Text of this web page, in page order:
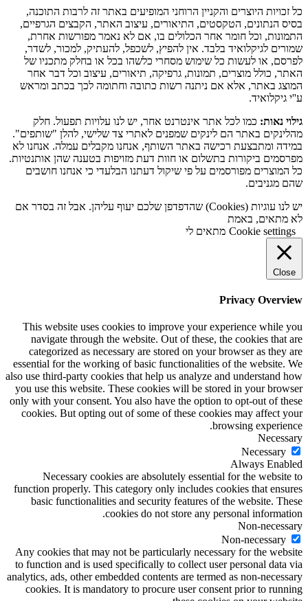
כל זכויות היוצרים והקניין הרוחני המופיעים באתר זה לרבות התוכנה,
בסיס הנתונים, הטקסטים, התיאורים, עיצוב האתר, הקבצים הגרפיים,
התמונות, וכל חומר אחר הכלולים בו, אם לא נאמר מפורשות אחרת,
שמורים לגיקלואיד בלבד. אין להפיץ, לשכפל, להעתיק, למכור, לשדר,
לפרסם, או לעשות כל שימוש מסחרי כלשהו בכל או בחלק מתכניו של
האתר, כולל מוצרים, תמונות, גרפיקה, תיאורים, עיצוב וכל דבר אחר
המוצג באתר, אלא אם ניתנה רשות כתובה וחתומה לכך בכתב ומראש
ע''י גיקלואיד.
גילוי נאות: כמו לכל אתר אינטרנט אחר, יש לנו עלויות תפעול. חלק
מהלינקים באתר הם לינקים שמפנים לאתרי צד שלישי, להלן "שותפים".
במידה ומתבצעת רכישה באתר השותף, אנחנו מקבלים עמלה. אנחנו לא
מפרסמים ביקורות בתשלום או חוות דעת מזויפות בטענה שהן אותנטיות.
כל המוצרים מפורסמים על פי שיקול דעתנו הבלעדי כי אנחנו חושבים
שהם מגניבים.
יש לנו עוגיות (Cookies) שהדפדפן שלכם יעוף עליהן. אבל זה בסדר אם
לא מתאים, באמת
Cookie settings מתאים לי
Close
Privacy Overview
This website uses cookies to improve your experience while you
navigate through the website. Out of these, the cookies that are
categorized as necessary are stored on your browser as they are
essential for the working of basic functionalities of the website. We
also use third-party cookies that help us analyze and understand how
you use this website. These cookies will be stored in your browser
only with your consent. You also have the option to opt-out of these
cookies. But opting out of some of these cookies may affect your
browsing experience.
Necessary
Necessary
Always Enabled
Necessary cookies are absolutely essential for the website to
function properly. This category only includes cookies that ensures
basic functionalities and security features of the website. These
cookies do not store any personal information.
Non-necessary
Non-necessary
Any cookies that may not be particularly necessary for the website
to function and is used specifically to collect user personal data via
analytics, ads, other embedded contents are termed as non-necessary
cookies. It is mandatory to procure user consent prior to running